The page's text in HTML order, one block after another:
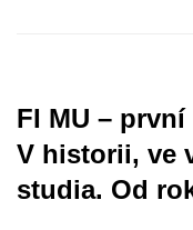
FI MU –
V historii, ve
studia. Od